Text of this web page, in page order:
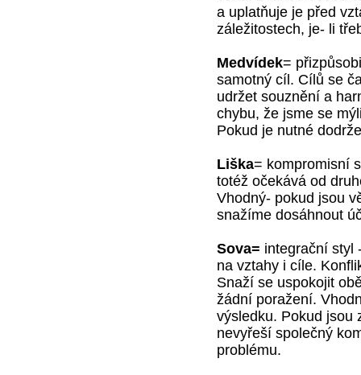
a uplatňuje je před
záležitostech, je- li
Medvídek=
samotný cíl. Cílů se
udržet souznění a
chybu, že jsme se
Pokud je nutné
Liška= kompromisní
totéž očekává od
Vhodný- pokud jsou
snažíme dosáhnout
Sova= integrační styl
na vztahy i cíle.
Snaží se uspokojit
žádní poražení.
výsledku. Pokud jsou
nevyřeší společný
problému.